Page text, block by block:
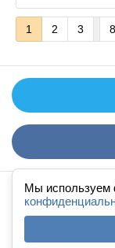
Мы используем
1 2 3 8